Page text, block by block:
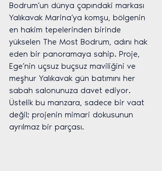
Bodrum’un dünya çapındaki markası
Yalıkavak Marina’ya komşu, bölgenin
en hakim tepelerinden birinde
yükselen The Most Bodrum, adını hak
eden bir panoramaya sahip. Proje,
Ege’nin uçsuz buçsuz maviliğini ve
meşhur Yalıkavak gün batımını her
sabah salonunuza davet ediyor.
Üstelik bu manzara, sadece bir vaat
değil; projenin mimari dokusunun
ayrılmaz bir parçası.